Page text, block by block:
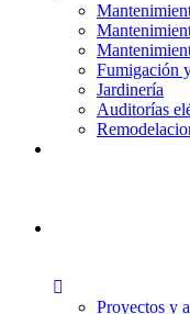
Fumigación
Jardinería
Auditorías
Proyectos y